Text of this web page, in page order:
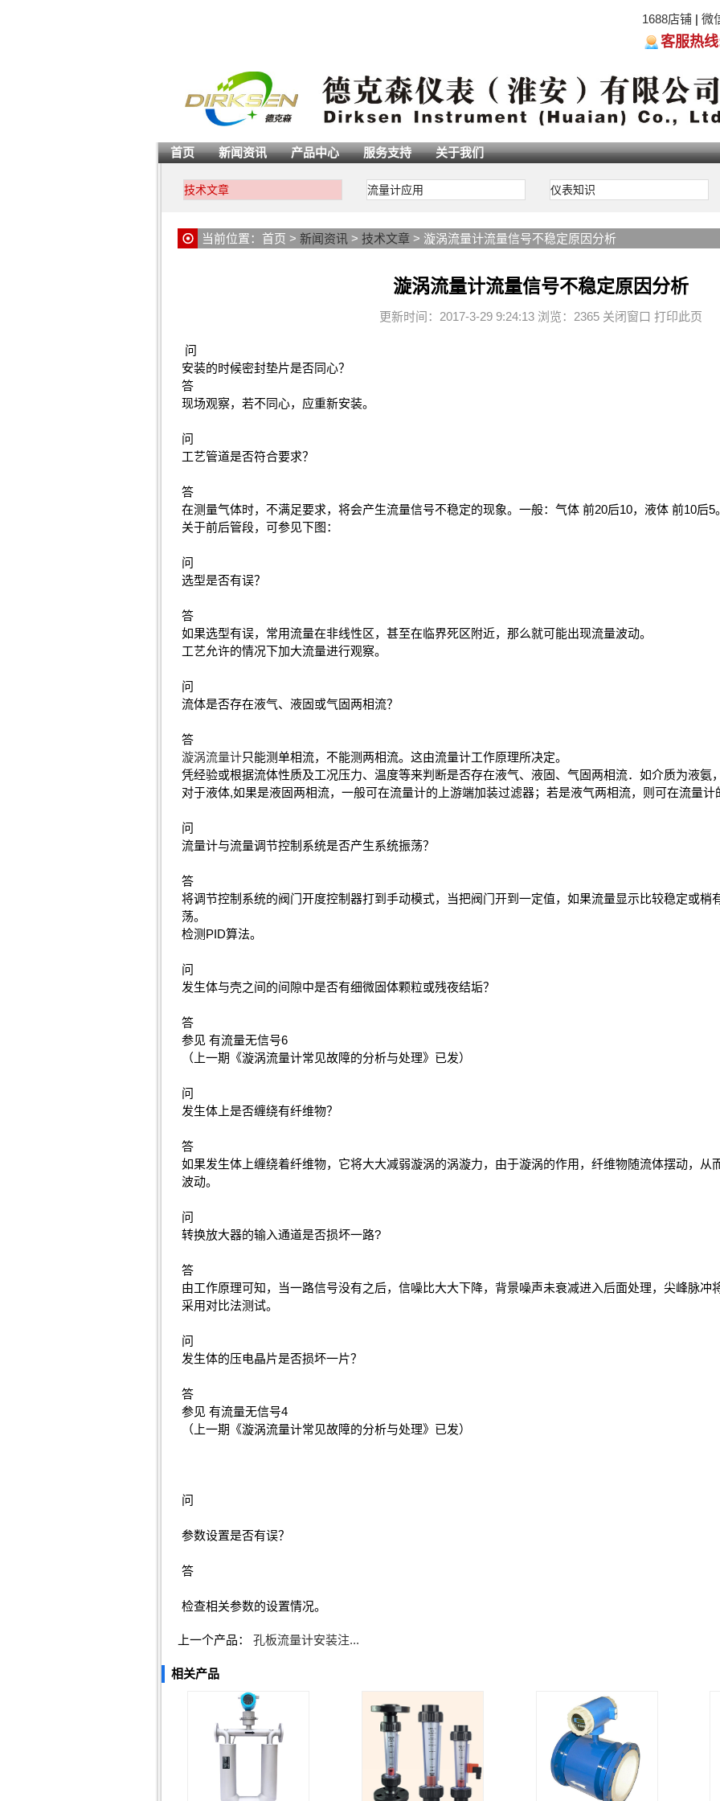
1688店铺 | 微
客服热
首页 新闻资讯 产品中心 服务支持 关于我们
技术文章 流量计应用 仪表知识
当前位置： 首页 > 新闻资讯 > 技术文章 > 漩涡流量计流量信号不稳定原因分析
漩涡流量计流量信号不稳定原因分析
更新时间：2017-3-29 9:24:13 浏览：2365 关闭窗口 打印此页
问
安装的时候密封垫片是否同心？
答
现场观察，若不同心，应重新安装。
问
工艺管道是否符合要求？
答
在测量气体时，不满足要求，将会产生流量信号不稳定的现象。一般：气体 前20后10，液体 前10后5
关于前后管段，可参见下图：
问
选型是否有误？
答
如果选型有误，常用流量在非线性区，甚至在临界死区附近，那么就可能出现流量波动。
工艺允许的情况下加大流量进行观察。
问
流体是否存在液气、液固或气固两相流？
答
漩涡流量计只能测单相流，不能测两相流。这由流量计工作原理所决定。
凭经验或根据流体性质及工况压力、温度等来判断是否存在液气、液固、气固两相流．如介质为液氨
对于液体,如果是液固两相流，一般可在流量计的上游端加装过滤器；若是液气两相流，则可在流量
问
流量计与流量调节控制系统是否产生系统振荡？
答
将调节控制系统的阀门开度控制器打到手动模式，当把阀门开到一定值，如果流量显示比较稳定或梢
荡。
检测PID算法。
问
发生体与壳之间的间隙中是否有细微固体颗粒或残夜结垢？
答
参见 有流量无信号6
（上一期《漩涡流量计常见故障的分析与处理》已发）
问
发生体上是否缠绕有纤维物？
答
如果发生体上缠绕着纤维物，它将大大减弱漩涡的涡漩力，由于漩涡的作用，纤维物随流体摆动，从
波动。
问
转换放大器的输入通道是否损坏一路?
答
由工作原理可知，当一路信号没有之后，信噪比大大下降，背景噪声未衰减进入后面处理，尖峰脉冲
采用对比法测试。
问
发生体的压电晶片是否损坏一片？
答
参见 有流量无信号4
（上一期《漩涡流量计常见故障的分析与处理》已发）
问
参数设置是否有误？
答
检查相关参数的设置情况。
上一个产品： 孔板流量计安装注...
相关产品